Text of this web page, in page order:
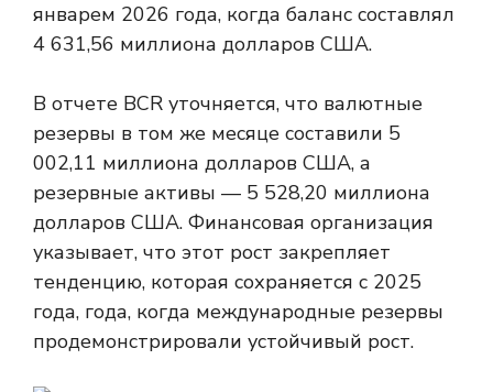
январем 2026 года, когда баланс составлял
4 631,56 миллиона долларов США.
В отчете BCR уточняется, что валютные
резервы в том же месяце составили 5
002,11 миллиона долларов США, а
резервные активы — 5 528,20 миллиона
долларов США. Финансовая организация
указывает, что этот рост закрепляет
тенденцию, которая сохраняется с 2025
года, года, когда международные резервы
продемонстрировали устойчивый рост.